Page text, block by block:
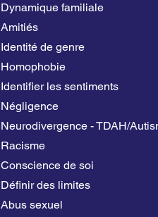
Dynamique familiale
Amitiés
Identité de genre
Homophobie
Identifier les sentiments
Négligence
Neurodivergence - TDAH/
Racisme
Conscience de soi
Définir des limites
Abus sexuel